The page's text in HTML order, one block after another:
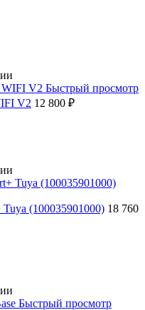
Быстрый просмотр
V2 12 800 ₽
(100035901000) 18 760
Быстрый просмотр